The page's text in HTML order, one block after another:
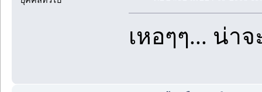
เหอๆๆ... น่า